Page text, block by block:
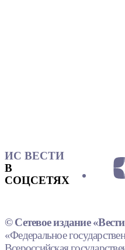
ИС ВЕСТИ
В
СОЦСЕТЯХ
© Сетевое издание
«Федеральное